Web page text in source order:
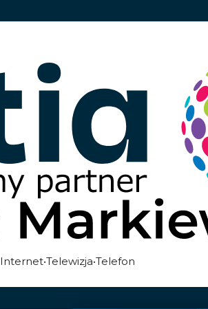
Internet•Telewizja•Telefon